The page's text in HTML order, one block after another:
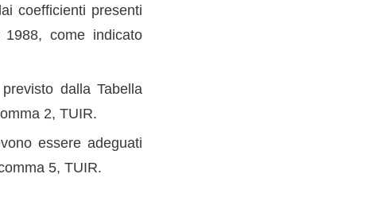
coefficienti presenti
come indicato
dalla Tabella
2, TUIR.
essere adeguati
5, TUIR.